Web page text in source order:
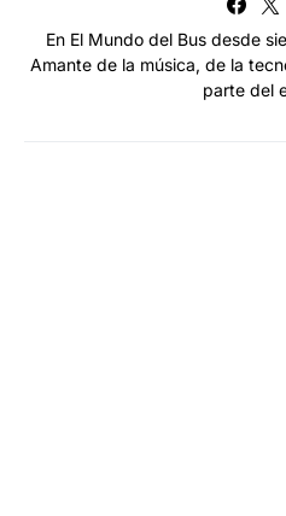
En El Mundo del Bus desde
Amante de la música, de la
parte del